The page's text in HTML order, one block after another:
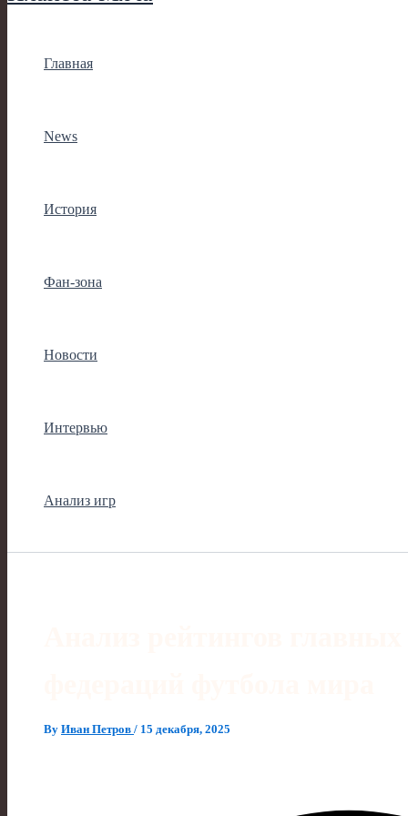
Главная
News
История
Фан-зона
Новости
Интервью
Анализ игр
By Иван Петров / 15 декабря, 2025